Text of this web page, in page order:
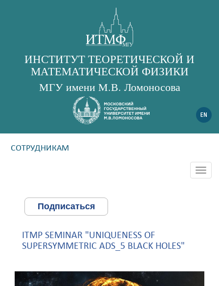
ИНСТИТУТ ТЕОРЕТИЧЕСКОЙ И
МАТЕМАТИЧЕСКОЙ ФИЗИКИ
МГУ имени М.В. Ломоносова
СОТРУДНИКАМ
Подписаться
ITMP SEMINAR "UNIQUENESS OF
SUPERSYMMETRIC ADS_5 BLACK HOLES"